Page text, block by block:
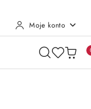
Moje konto